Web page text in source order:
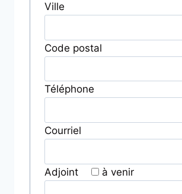
Ville
Code postal
Téléphone
Courriel
Adjoint à venir